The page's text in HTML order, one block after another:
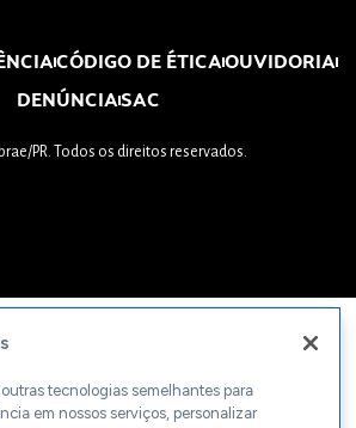
CÓDIGO DE ÉTICAOUVIDORIA
DENÚNCIASAC
PR. Todos os direitos reservados.
tecnologias semelhantes para
em nossos serviços, personalizar